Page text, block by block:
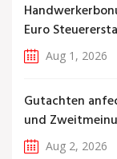
Euro
Aug 1, 2026
Gutachten
und
Aug 2, 2026